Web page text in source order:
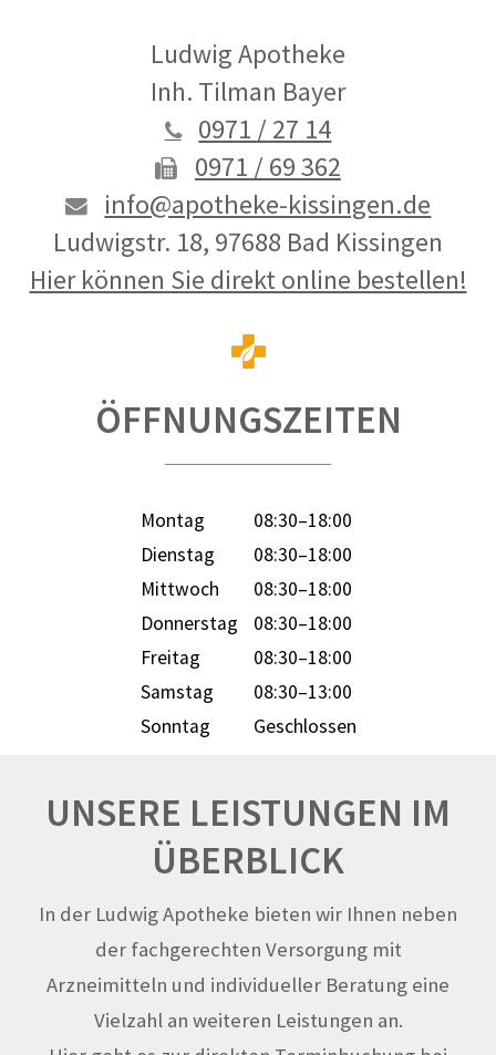
Ludwig Apotheke
Inh. Tilman Bayer
0971 / 27 14
0971 / 69 362
info@apotheke-kissingen.de
Ludwigstr. 18, 97688 Bad Kissingen
Hier können Sie direkt online bestellen!
ÖFFNUNGSZEITEN
Montag
08:30–18:00
Dienstag
08:30–18:00
Mittwoch
08:30–18:00
Donnerstag
08:30–18:00
Freitag
08:30–18:00
Samstag
08:30–13:00
Sonntag
Geschlossen
UNSERE LEISTUNGEN IM
ÜBERBLICK
In der Ludwig Apotheke bieten wir Ihnen neben
der fachgerechten Versorgung mit
Arzneimitteln und individueller Beratung eine
Vielzahl an weiteren Leistungen an.